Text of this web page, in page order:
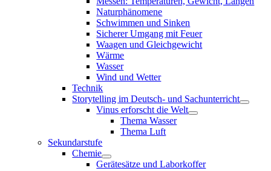
Naturphänomene
Schwimmen und Sinken
Sicherer Umgang mit Feuer
Waagen und Gleichgewicht
Wärme
Wasser
Wind und Wetter
Technik
Storytelling im Deutsch- und Sachunterricht
Vinus erforscht die Welt
Thema Wasser
Thema Luft
Sekundarstufe
Chemie
Gerätesätze und Laborkoffer